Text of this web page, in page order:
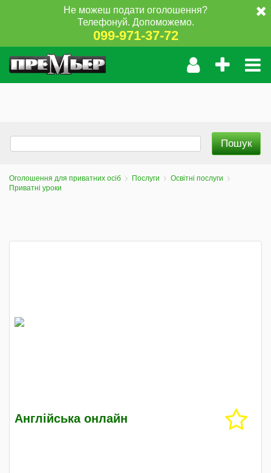
Не можеш подати оголошення?
Телефонуй. Допоможемо.
099-971-37-72
Оголошення для приватних осіб Послуги
Освітні послуги
Приватні уроки
Англійська онлайн